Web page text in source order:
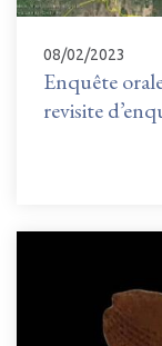
08/02/2023
Enquête
revisite